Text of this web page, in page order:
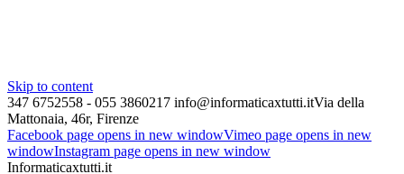
Skip to content
347 6752558 - 055 3860217 info@informaticaxtutti.itVia della
Mattonaia, 46r, Firenze
Facebook page opens in new windowVimeo page opens in new
windowInstagram page opens in new window
Informaticaxtutti.it